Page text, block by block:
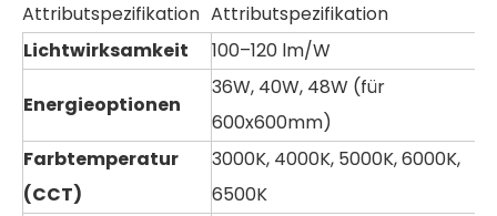
Attributspezifikation Attributspezifikation
Lichtwirksamkeit
100–120 lm/W
Energieoptionen
36W, 40W, 48W (für
600x600mm)
Farbtemperatur
(CCT)
3000K, 4000K, 5000K, 6000K,
6500K